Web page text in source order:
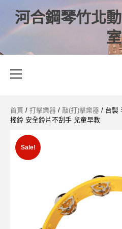
河合鋼琴竹北
室
首頁 / 打擊樂器 / 敲(打)擊樂器 / 台製
搖鈴 安全鈴片不刮手 兒童早教
Sale!